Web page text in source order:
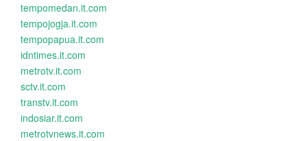
tempomedan.it.com
tempojogja.it.com
tempopapua.it.com
idntimes.it.com
metrotv.it.com
sctv.it.com
transtv.it.com
indosiar.it.com
metrotvnews.it.com